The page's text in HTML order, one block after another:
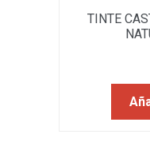
TINTE